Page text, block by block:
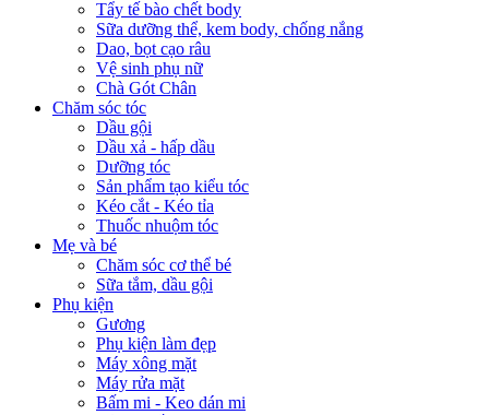
Tẩy tế bào chết body
Sữa dưỡng thể, kem body, chống nắng
Dao, bọt cạo râu
Vệ sinh phụ nữ
Chà Gót Chân
Chăm sóc tóc
Dầu gội
Dầu xả - hấp dầu
Dưỡng tóc
Sản phẩm tạo kiểu tóc
Kéo cắt - Kéo tỉa
Thuốc nhuộm tóc
Mẹ và bé
Chăm sóc cơ thể bé
Sữa tắm, dầu gội
Phụ kiện
Gương
Phụ kiện làm đẹp
Máy xông mặt
Máy rửa mặt
Bấm mi - Keo dán mi